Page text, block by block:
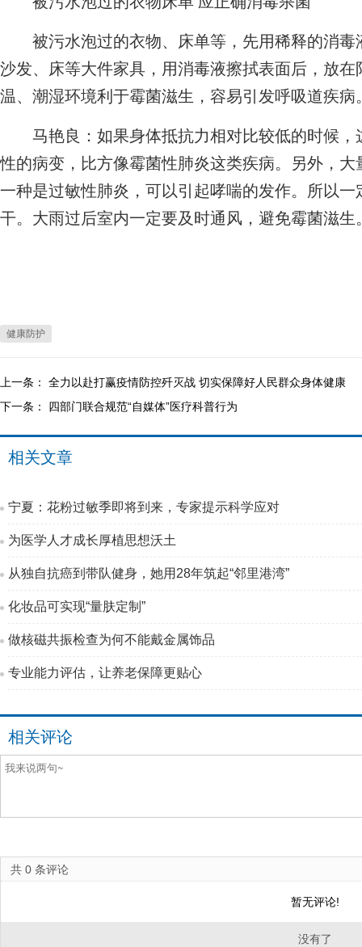
被污水泡过的衣物、床单等，先用稀释的消毒
沙发、床等大件家具，用消毒液擦拭表面后，放
温、潮湿环境利于霉菌滋生，容易引发呼吸道疾病
马艳良：如果身体抵抗力相对比较低的时候，
性的病变，比方像霉菌性肺炎这类疾病。另外，
一种是过敏性肺炎，可以引起哮喘的发作。所以
干。大雨过后室内一定要及时通风，避免霉菌滋生
健康防护
上一条： 全力以赴打赢疫情防控歼灭战 切实保障好人民群众身体健康
下一条： 四部门联合规范“自媒体”医疗科普行为
相关文章
宁夏：花粉过敏季即将到来，专家提示科学应对
为医学人才成长厚植思想沃土
从独自抗癌到带队健身，她用28年筑起“邻里港湾”
化妆品可实现“量肤定制”
做核磁共振检查为何不能戴金属饰品
专业能力评估，让养老保障更贴心
相关评论
共 0 条评论
暂无评论!
没有了